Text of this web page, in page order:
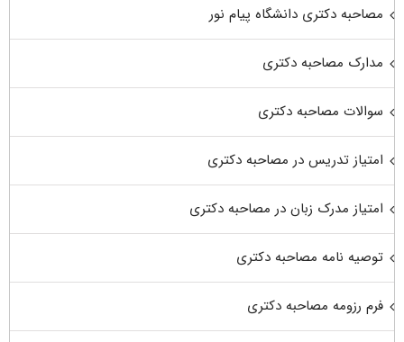
مصاحبه دکتری دانشگاه پیام نور
مدارک مصاحبه دکتری
سوالات مصاحبه دکتری
امتیاز تدریس در مصاحبه دکتری
امتیاز مدرک زبان در مصاحبه دکتری
توصیه نامه مصاحبه دکتری
فرم رزومه مصاحبه دکتری